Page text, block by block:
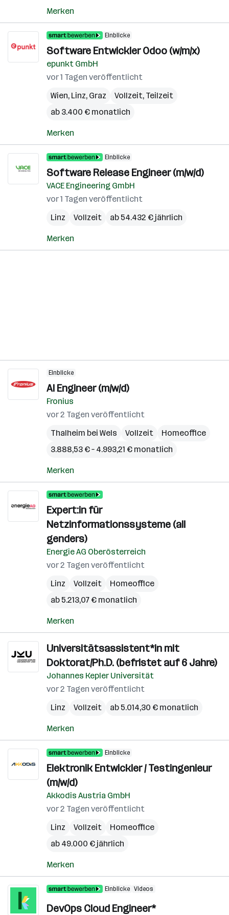
Merken
Einblicke
Software Entwickler Odoo (w/m/x)
epunkt GmbH
vor 1 Tagen veröffentlicht
Wien, Linz, Graz
Vollzeit, Teilzeit
ab 3.400 € monatlich
Merken
Einblicke
Software Release Engineer (m/w/d)
VACE Engineering GmbH
vor 1 Tagen veröffentlicht
Linz
Vollzeit ab 54.432 € jährlich
Merken
Einblicke
AI Engineer (m/w/d)
Fronius
vor 2 Tagen veröffentlicht
Thalheim bei Wels
Vollzeit
Homeoffice
3.888,53 € – 4.993,21 € monatlich
Merken
Expert:in für
Netzinformationssysteme (all
genders)
Energie AG Oberösterreich
vor 2 Tagen veröffentlicht
Linz
Vollzeit
Homeoffice
ab 5.213,07 € monatlich
Merken
Universitätsassistent*in mit
Doktorat/Ph.D. (befristet auf 6 Jahre)
Johannes Kepler Universität
vor 2 Tagen veröffentlicht
Linz
Vollzeit ab 5.014,30 € monatlich
Merken
Einblicke
Elektronik Entwickler / Testingenieur
(m/w/d)
Akkodis Austria GmbH
vor 2 Tagen veröffentlicht
Linz
Vollzeit
Homeoffice
ab 49.000 € jährlich
Merken
Einblicke Videos
DevOps Cloud Engineer*